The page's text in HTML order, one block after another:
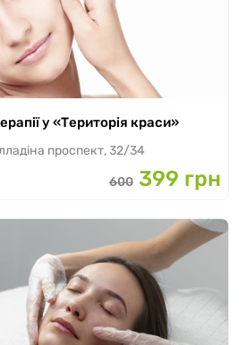
у «Територія краси»
проспект, 32/34
600 399 грн